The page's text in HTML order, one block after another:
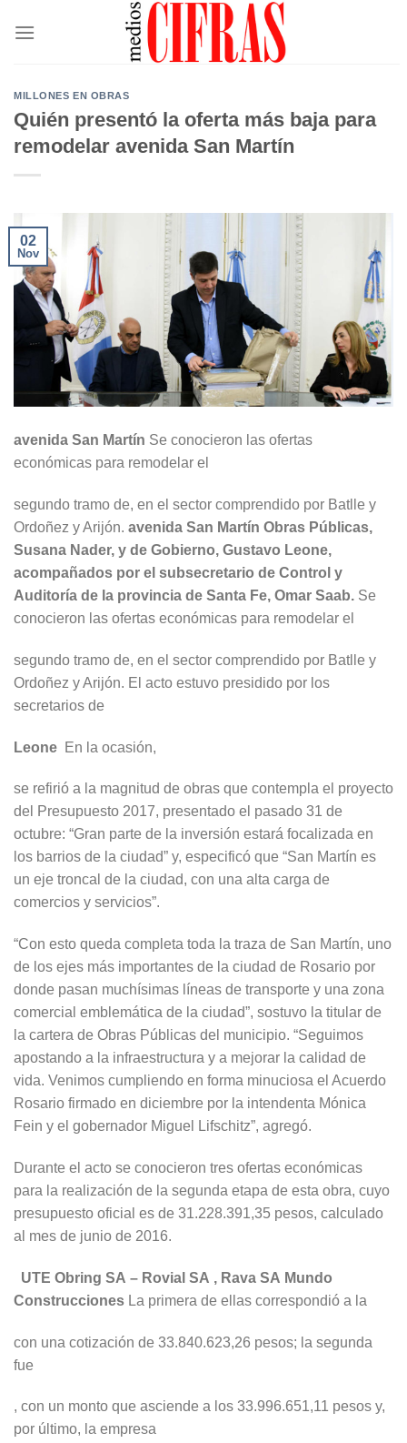
MILLONES EN OBRAS
Quién presentó la oferta más baja para
remodelar avenida San Martín
02
Nov
avenida San Martín Se conocieron las ofertas
económicas para remodelar el
segundo tramo de, en el sector comprendido por Batlle y
Ordoñez y Arijón. avenida San Martín Obras Públicas,
Susana Nader, y de Gobierno, Gustavo Leone,
acompañados por el subsecretario de Control y
Auditoría de la provincia de Santa Fe, Omar Saab. Se
conocieron las ofertas económicas para remodelar el
segundo tramo de, en el sector comprendido por Batlle y
Ordoñez y Arijón. El acto estuvo presidido por los
secretarios de
Leone En la ocasión,
se refirió a la magnitud de obras que contempla el proyecto
del Presupuesto 2017, presentado el pasado 31 de
octubre: “Gran parte de la inversión estará focalizada en
los barrios de la ciudad” y, especificó que “San Martín es
un eje troncal de la ciudad, con una alta carga de
comercios y servicios”.
“Con esto queda completa toda la traza de San Martín, uno
de los ejes más importantes de la ciudad de Rosario por
donde pasan muchísimas líneas de transporte y una zona
comercial emblemática de la ciudad”, sostuvo la titular de
la cartera de Obras Públicas del municipio. “Seguimos
apostando a la infraestructura y a mejorar la calidad de
vida. Venimos cumpliendo en forma minuciosa el Acuerdo
Rosario firmado en diciembre por la intendenta Mónica
Fein y el gobernador Miguel Lifschitz”, agregó.
Durante el acto se conocieron tres ofertas económicas
para la realización de la segunda etapa de esta obra, cuyo
presupuesto oficial es de 31.228.391,35 pesos, calculado
al mes de junio de 2016.
UTE Obring SA – Rovial SA , Rava SA Mundo
Construcciones La primera de ellas correspondió a la
con una cotización de 33.840.623,26 pesos; la segunda
fue
, con un monto que asciende a los 33.996.651,11 pesos y,
por último, la empresa